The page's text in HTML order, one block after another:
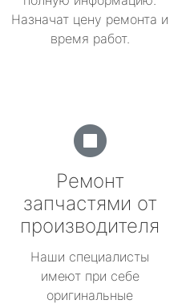
Назначат цену ремонта и
время работ.
Ремонт
запчастями от
производителя
Наши специалисты
имеют при себе
оригинальные